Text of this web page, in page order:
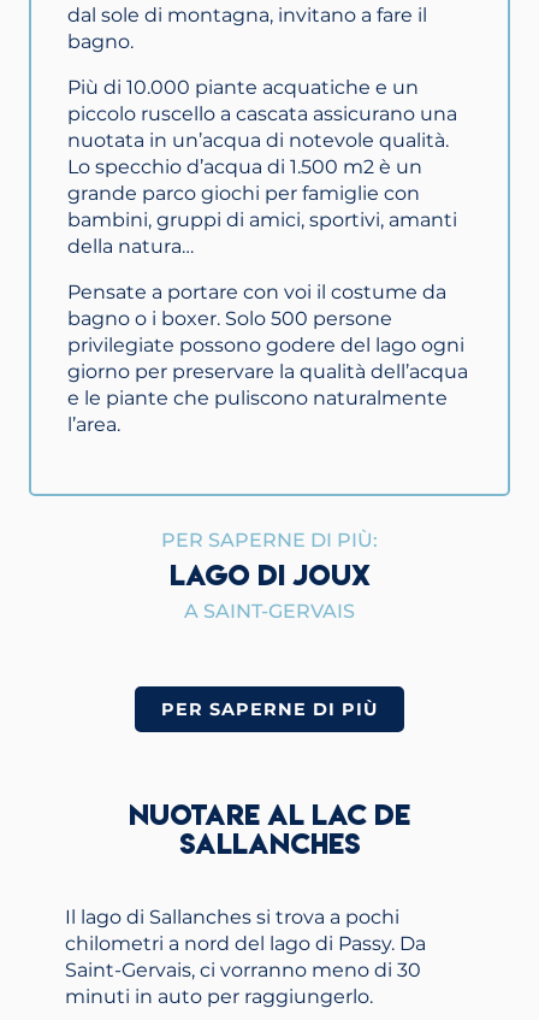
dal sole di montagna, invitano a fare il
bagno.
Più di 10.000 piante acquatiche e un
piccolo ruscello a cascata assicurano una
nuotata in un’acqua di notevole qualità.
Lo specchio d’acqua di 1.500 m2 è un
grande parco giochi per famiglie con
bambini, gruppi di amici, sportivi, amanti
della natura…
Pensate a portare con voi il costume da
bagno o i boxer. Solo 500 persone
privilegiate possono godere del lago ogni
giorno per preservare la qualità dell’acqua
e le piante che puliscono naturalmente
l’area.
NUOTARE AL LAC DE
SALLANCHES
Il lago di Sallanches si trova a pochi
chilometri a nord del lago di Passy. Da
Saint-Gervais, ci vorranno meno di 30
minuti in auto per raggiungerlo.
PER SAPERNE DI PIÙ:
LAGO DI JOUX
A SAINT-GERVAIS
PER SAPERNE DI PIÙ